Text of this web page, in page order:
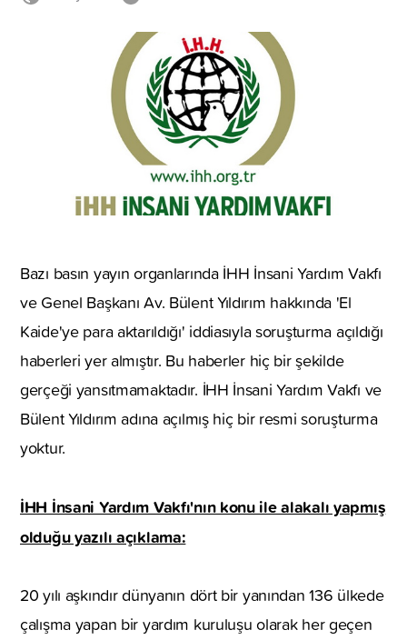
Bazı basın yayın organlarında İHH İnsani Yardım Vakfı
ve Genel Başkanı Av. Bülent Yıldırım hakkında 'El
Kaide'ye para aktarıldığı' iddiasıyla soruşturma açıldığı
haberleri yer almıştır. Bu haberler hiç bir şekilde
gerçeği yansıtmamaktadır. İHH İnsani Yardım Vakfı ve
Bülent Yıldırım adına açılmış hiç bir resmi soruşturma
yoktur.
İHH İnsani Yardım Vakfı'nın konu ile alakalı yapmış
olduğu yazılı açıklama:
20 yılı aşkındır dünyanın dört bir yanından 136 ülkede
çalışma yapan bir yardım kuruluşu olarak her geçen